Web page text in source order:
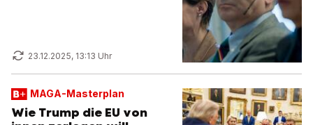
23.12.2025, 13:13 Uhr
MAGA-Masterplan
Wie Trump die EU von